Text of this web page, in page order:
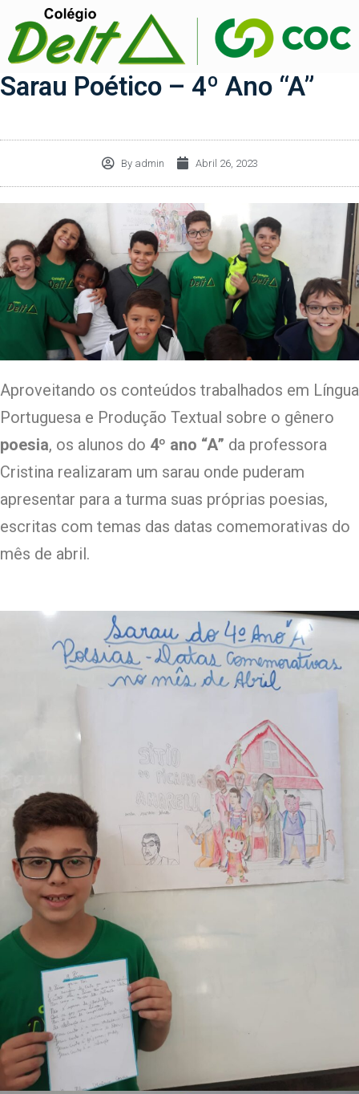
Sarau Poético – 4º Ano “A”
Byadmin Abril 26, 2023
Aproveitando os conteúdos trabalhados em Língua
Portuguesa e Produção Textual sobre o gênero
poesia, os alunos do 4º ano “A” da professora
Cristina realizaram um sarau onde puderam
apresentar para a turma suas próprias poesias,
escritas com temas das datas comemorativas do
mês de abril.